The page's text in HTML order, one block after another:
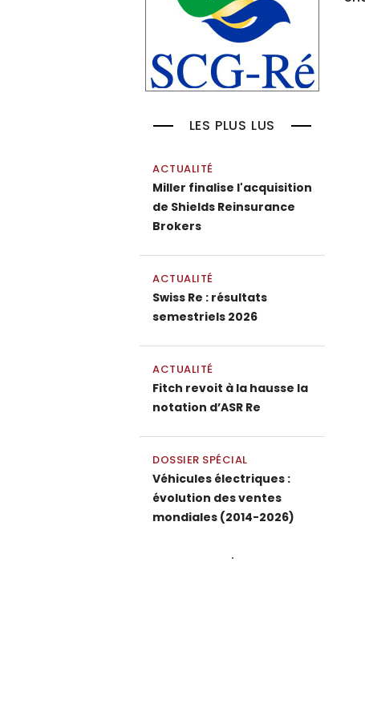
LES PLUS LUS
ACTUALITÉ
Miller finalise l'acquisition
de Shields Reinsurance
Brokers
ACTUALITÉ
Swiss Re : résultats
semestriels 2026
ACTUALITÉ
Fitch revoit à la hausse la
notation d’ASR Re
DOSSIER SPÉCIAL
Véhicules électriques :
évolution des ventes
mondiales (2014-2026)